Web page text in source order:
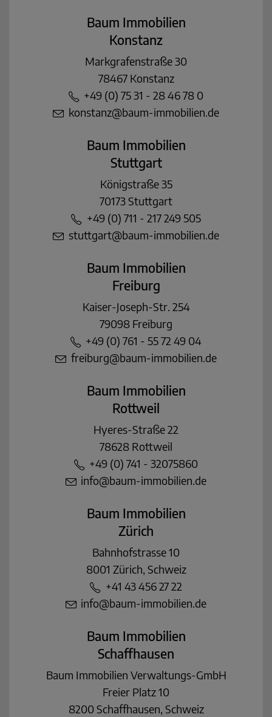
Baum Immobilien
Konstanz
Markgrafenstraße 30
78467 Konstanz
+49 (0) 75 31 - 28 46 78 0
konstanz@baum-immobilien.de
Baum Immobilien
Stuttgart
Königstraße 35
70173 Stuttgart
+49 (0) 711 - 217 249 505
stuttgart@baum-immobilien.de
Baum Immobilien
Freiburg
Kaiser-Joseph-Str. 254
79098 Freiburg
+49 (0) 761 - 55 72 49 04
freiburg@baum-immobilien.de
Baum Immobilien
Rottweil
Hyeres-Straße 22
78628 Rottweil
+49 (0) 741 - 32075860
info@baum-immobilien.de
Baum Immobilien
Zürich
Bahnhofstrasse 10
8001 Zürich, Schweiz
+41 43 456 27 22
info@baum-immobilien.de
Baum Immobilien
Schaffhausen
Baum Immobilien Verwaltungs-GmbH
Freier Platz 10
8200 Schaffhausen, Schweiz